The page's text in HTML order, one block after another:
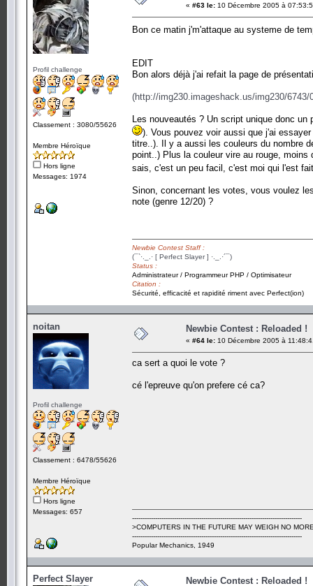
Profil challenge
Classement : 3080/55626
Membre Héroïque
Hors ligne
Messages: 1974
« #63 le: 10 Décembre 2005 à
Bon ce matin j'm'attaque au systeme de
EDIT
Bon alors déjà j'ai refait la page de
(http://img230.imageshack.us/img230/6743/
Les nouveautés ? Un script unique donc
). Vous pouvez voir aussi que j'ai
titre..). Il y a aussi les couleurs du nombre
point..) Plus la couleur vire au rouge,
sais, c'est un peu facil, c'est moi qui l'est
Sinon, concernant les votes, vous voulez
note (genre 12/20) ?
Newbie Contest Staff :
(¯`·._.· [ Perfect Slayer ] ·._.·´¯)
Status :
Administrateur / Programmeur PHP / Optimisateur
Citation :
Sécurité, efficacité et rapidité riment avec Perfect(ion)
noitan
Profil challenge
Classement : 6478/55626
Membre Héroïque
Hors ligne
Messages: 657
Newbie Contest : Reloaded !
« #64 le: 10 Décembre 2005 à
ca sert a quoi le vote ?
cé l'epreuve qu'on prefere cé ca?
---------------------------------------------------------------------------------
>COMPUTERS IN THE FUTURE MAY WEIGH NO
---------------------------------------------------------------------------------
Popular Mechanics, 1949
Perfect Slayer Newbie Contest : Reloaded !